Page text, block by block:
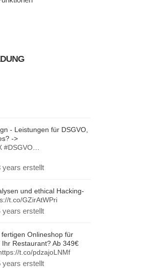
- Leistungen für DSGVO,
->
#DSGVO…
years erstellt
und ethical Hacking-
t.co/GZirAtWPri
years erstellt
Onlineshop für
Restaurant? Ab 349€
t.co/pdzajoLNMf
years erstellt